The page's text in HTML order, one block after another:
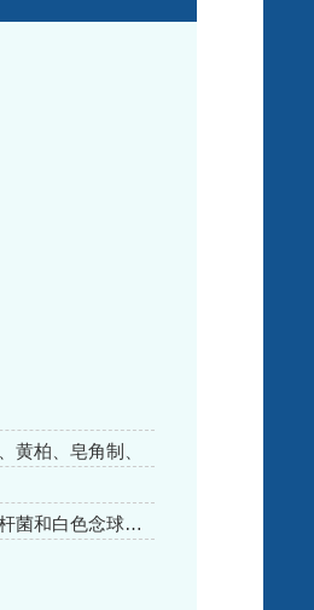
黄柏、皂角制、
基二苹腿2.00%
本品对皮肤引起的金黄色葡萄球菌、大肠杆菌和白色念球菌有抑制作用